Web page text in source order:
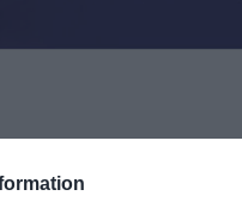
δημόσιο σύστημα
τίτλο